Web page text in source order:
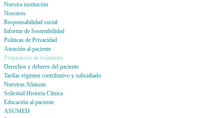
Nuestra institución
Nosotros
Responsabilidad social
Informe de Sostenibilidad
Politicas de Privacidad
Atención al paciente
Preparación de exámenes
Derechos y deberes del paciente
Tarifas régimen contributivo y subsidiado
Nuestras Alianzas
Solicitud Historia Clínica
Educación al paciente
ASUMED